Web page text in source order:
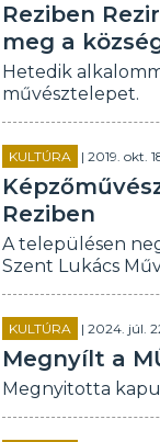
Reziben
meg a
Hetedik
művésztelepet.
KULTÚRA | 2019. okt.
Reziben
A településen
Szent Lukács
KULTÚRA | 2024. júl.
Megnyílt a
Megnyitotta